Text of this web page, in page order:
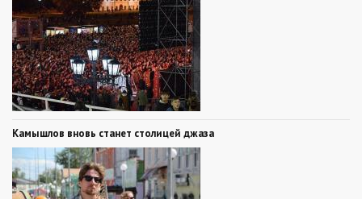
Камышлов вновь станет столицей джаза